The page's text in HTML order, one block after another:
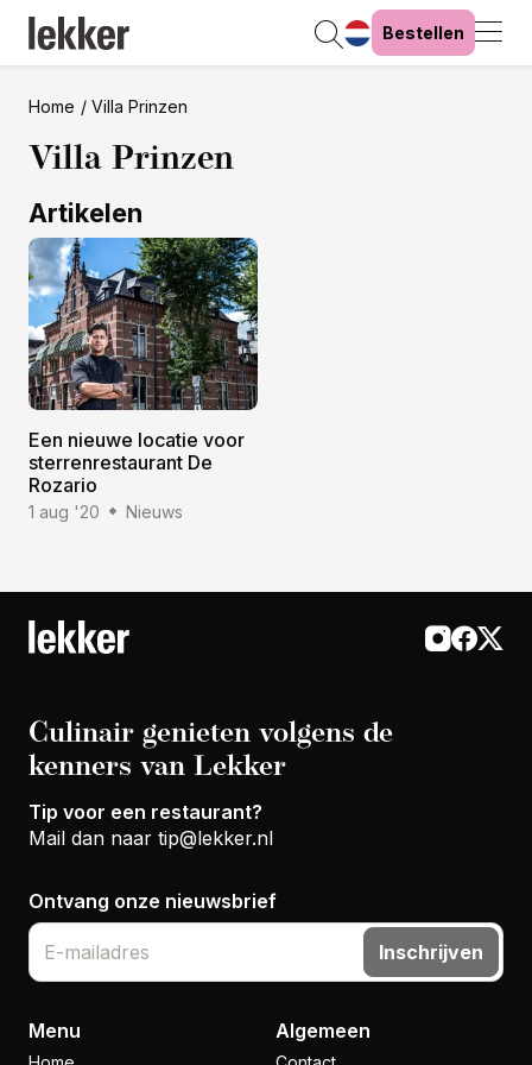
Bestellen
Home Villa Prinzen
Villa Prinzen
Artikelen
Een nieuwe locatie voor
sterrenrestaurant De
Rozario
1 aug '20 Nieuws
Culinair genieten volgens de
kenners van Lekker
Tip voor een restaurant?
Mail dan naar tip@lekker.nl
Ontvang onze nieuwsbrief
Inschrijven
Menu Algemeen